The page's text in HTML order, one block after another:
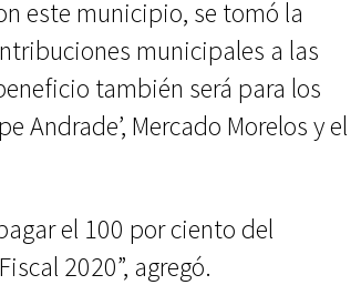
este municipio, se tomó la
municipales a las
también será para los
Andrade’, Mercado Morelos y el
el 100 por ciento del
2020”, agregó.